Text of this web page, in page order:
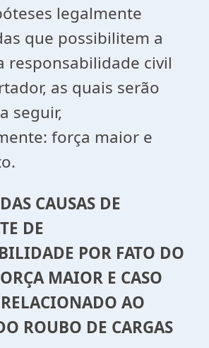
legalmente
que possibilitem a
responsabilidade civil
as quais serão
seguir,
força maior e
CAUSAS DE
DE
POR FATO DO
MAIOR E CASO
AO
ROUBO DE CARGAS